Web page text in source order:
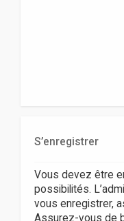
S’enregistrer
Vous devez être
possibilités.
vous enregistrer,
Assurez-vous de